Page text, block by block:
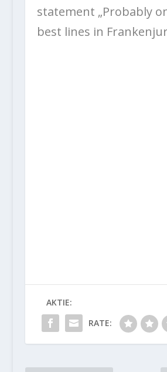
statement „Probably
best lines in
AKTIE:
RATE: